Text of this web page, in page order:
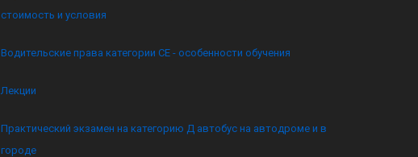
стоимость и условия
Водительские права категории CE - особенности обучения
Лекции
Практический экзамен на категорию Д автобус на автодроме и в
городе